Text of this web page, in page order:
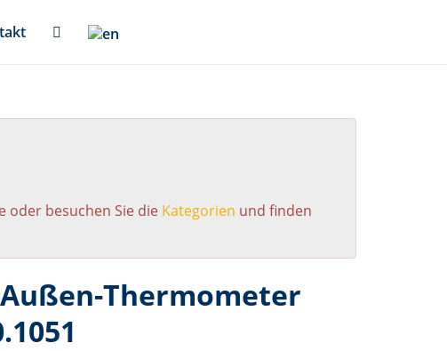
oder besuchen Sie die Kategorien und finden
Thermometer